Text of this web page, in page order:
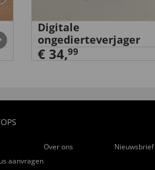
Digitale
ongedierteverjager
€ 34,99
Over ons
Nieuwsbrief
aanvragen